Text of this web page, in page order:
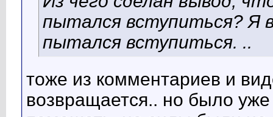
пытался вступиться? Я
пытался вступиться. ..
тоже из комментариев и
возвращается.. но было